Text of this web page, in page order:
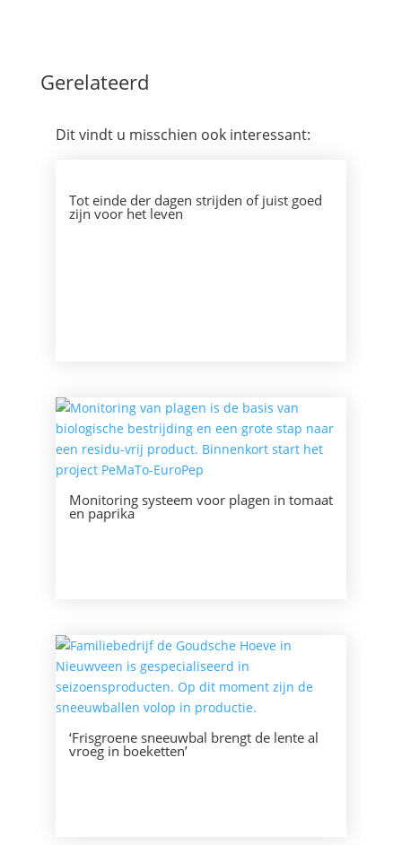
Gerelateerd
Dit vindt u misschien ook interessant:
Tot einde der dagen strijden of juist goed
zijn voor het leven
Monitoring systeem voor plagen in tomaat
en paprika
‘Frisgroene sneeuwbal brengt de lente al
vroeg in boeketten’